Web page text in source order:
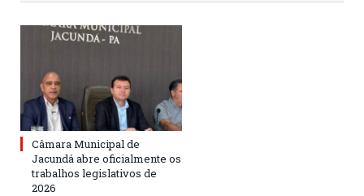
Câmara Municipal de
Jacundá abre oficialmente os
trabalhos legislativos de
2026